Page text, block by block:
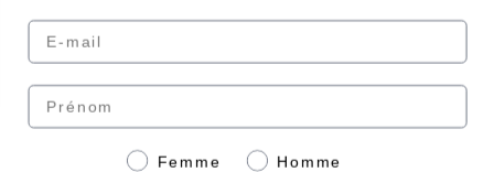
© Laboratoire des GRANIONS 2026 | Pago seguro | *Norma AFNOR NF EN 17444.
Email
Prénom
GenreFemme Homme